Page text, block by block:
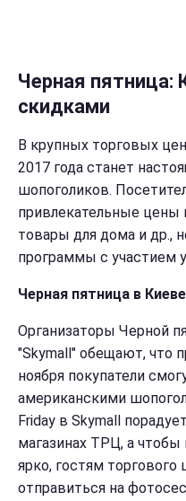
Черная пятница:
скидками
В крупных торговых
2017 года станет
шопоголиков.
привлекательные цены
товары для дома и др.,
программы с участием
Черная пятница в
Организаторы Черной
"Skymall" обещают, что
ноября покупатели
американскими
Friday в Skymall
магазинах ТРЦ, а
ярко, гостям торгового
отправиться на